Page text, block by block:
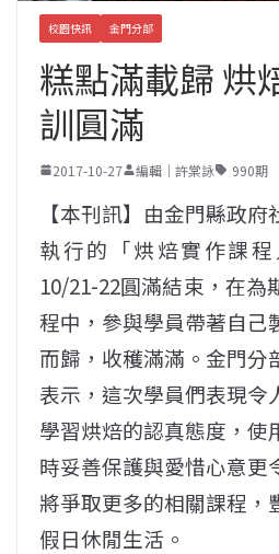
校園快訊 金門分部
糕點滿載歸 烘
訓圓滿
2017-10-27 編輯｜許棠詠 990期
【本刊訊】由金門縣政
執行的「烘焙實作課程
10/21-22圓滿結束，在為
程中，參與學員帶著自己
而歸，收穫滿滿。金門分
表示，這次學員們表現令
學習烘焙的認真態度，使
時妥善保護與愛惜心意更
將爭取更多的相關課程，
假日休閒生活。